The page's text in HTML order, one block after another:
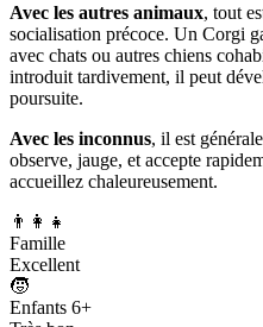
Avec les autres animaux, tout
socialisation précoce. Un Corgi
avec chats ou autres chiens
introduit tardivement, il peut
poursuite.
Avec les inconnus, il est
observe, jauge, et accepte
accueillez chaleureusement.
👨‍👩‍👧
Famille
Excellent
🧒
Enfants 6+